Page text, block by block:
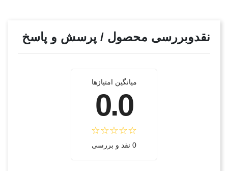
نقدوبررسی محصول / پرسش و پاسخ
میانگین امتیازها
0.0
0 نقد و بررسی